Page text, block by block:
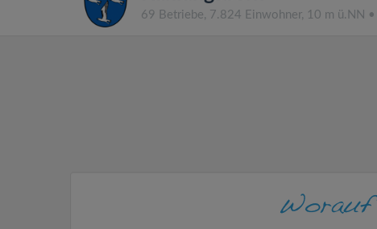
69 Betriebe, 7.824 Einwohner, 10 m ü.NN •